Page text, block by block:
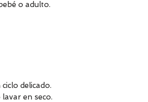
o adulto.
delicado.
en seco.